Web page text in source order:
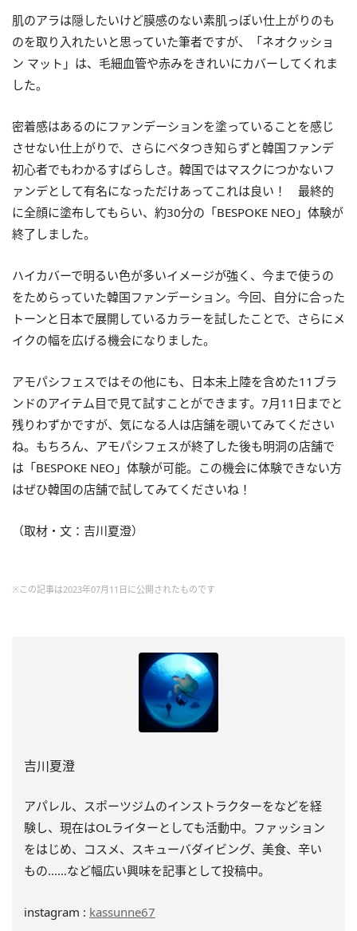
肌のアラは隠したいけど膜感のない素肌っぽい仕上がりのも
のを取り入れたいと思っていた筆者ですが、「ネオクッショ
ン マット」は、毛細血管や赤みをきれいにカバーしてくれま
した。
密着感はあるのにファンデーションを塗っていることを感じ
させない仕上がりで、さらにベタつき知らずと韓国ファンデ
初心者でもわかるすばらしさ。韓国ではマスクにつかないフ
ァンデとして有名になっただけあってこれは良い！ 最終的
に全顔に塗布してもらい、約30分の「BESPOKE NEO」体験が
終了しました。
ハイカバーで明るい色が多いイメージが強く、今まで使うの
をためらっていた韓国ファンデーション。今回、自分に合った
トーンと日本で展開しているカラーを試したことで、さらにメ
イクの幅を広げる機会になりました。
アモパシフェスではその他にも、日本未上陸を含めた11ブラ
ンドのアイテム目で見て試すことができます。7月11日までと
残りわずかですが、気になる人は店舗を覗いてみてください
ね。もちろん、アモパシフェスが終了した後も明洞の店舗で
は「BESPOKE NEO」体験が可能。この機会に体験できない方
はぜひ韓国の店舗で試してみてくださいね！
（取材・文：吉川夏澄）
※この記事は2023年07月11日に公開されたものです
吉川夏澄
アパレル、スポーツジムのインストラクターをなどを経
験し、 現在はOLライターとしても活動中。ファッション
をはじめ、 コスメ、スキューバダイビング、美食、辛い
もの……など幅広い興味を記事として投稿中。
instagram : kassunne67